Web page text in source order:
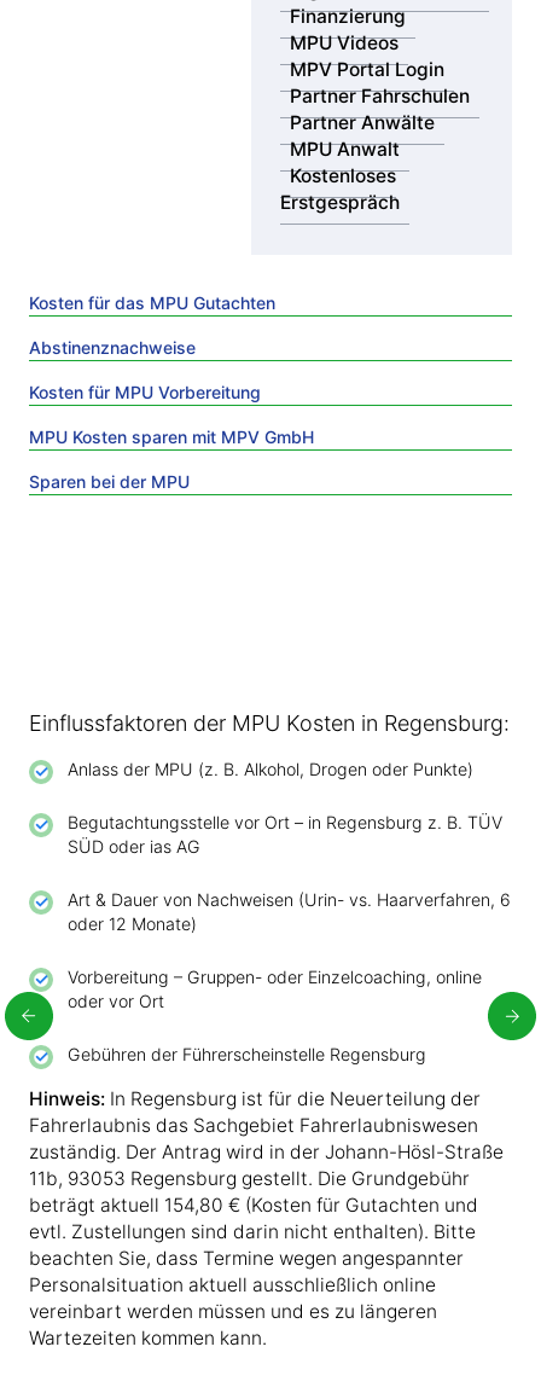
Finanzierung
MPU Videos
MPV Portal Login
Partner Fahrschulen
Partner Anwälte
MPU Anwalt
Kostenloses
Erstgespräch
Dauer möglicher Nachweise ab.
Wichtig ist die individuelle Planung: Wer frühzeitig
einen Termin bei einer Regensburger
sichert, die notwendigen
Nachweise passend zur Fragestellung wählt (6 oder 12
Monate; Urin oder Haar) und eine zielgerichtete
Vorbereitung nutzt, vermeidet Verzögerungen – und
damit unnötige Mehr- und Wiederholungskosten.
Kosten für das MPU Gutachten
Abstinenznachweise
Kosten für MPU Vorbereitung
MPU Kosten sparen mit MPV GmbH
Sparen bei der MPU
Einflussfaktoren der MPU Kosten in Regensburg:
Anlass der MPU (z. B. Alkohol, Drogen oder Punkte)
Begutachtungsstelle vor Ort – in Regensburg z. B. TÜV
SÜD oder ias AG
Art & Dauer von Nachweisen (Urin- vs. Haarverfahren, 6
oder 12 Monate)
Vorbereitung – Gruppen- oder Einzelcoaching, online
oder vor Ort
Gebühren der Führerscheinstelle Regensburg
Hinweis: In Regensburg ist für die Neuerteilung der
Fahrerlaubnis das Sachgebiet Fahrerlaubniswesen
zuständig. Der Antrag wird in der Johann-Hösl-Straße
11b, 93053 Regensburg gestellt. Die Grundgebühr
beträgt aktuell 154,80 € (Kosten für Gutachten und
evtl. Zustellungen sind darin nicht enthalten). Bitte
beachten Sie, dass Termine wegen angespannter
Personalsituation aktuell ausschließlich online
vereinbart werden müssen und es zu längeren
Wartezeiten kommen kann.